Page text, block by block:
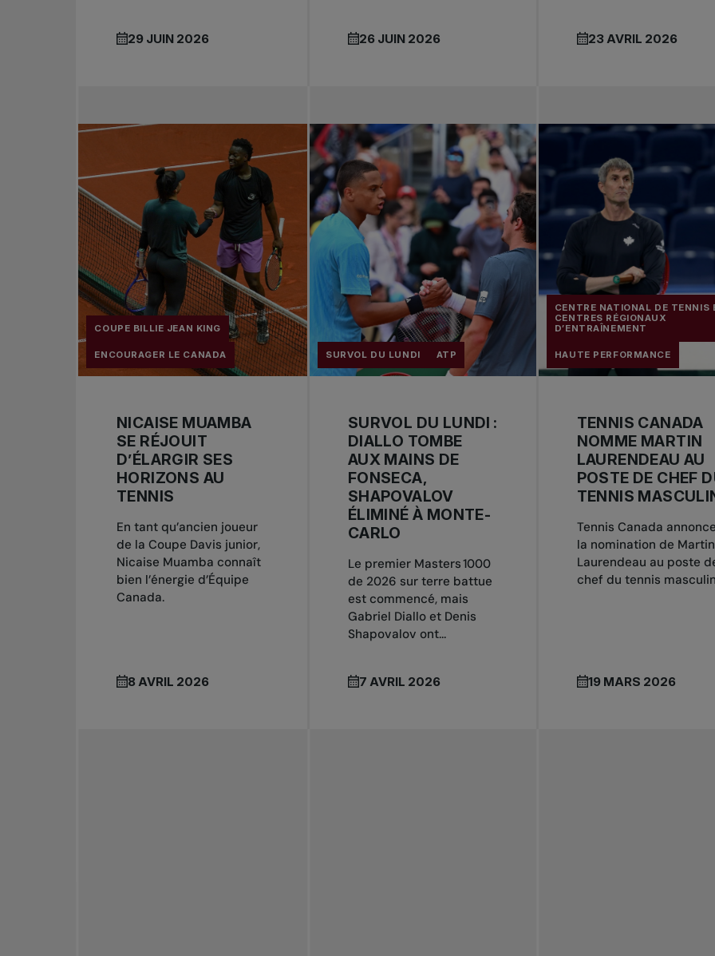
29 JUIN 2026 26 JUIN 2026 23 AVRIL 2026
COUPE BILLIE JEAN KING
ENCOURAGER LE CANADA
NICAISE MUAMBA
SE RÉJOUIT
D’ÉLARGIR SES
HORIZONS AU
TENNIS
En tant qu’ancien joueur
de la Coupe Davis junior,
Nicaise Muamba connaît
bien l’énergie d’Équipe
Canada.
8 AVRIL 2026
SURVOL DU LUNDI ATP
SURVOL DU LUNDI :
DIALLO TOMBE
AUX MAINS DE
FONSECA,
SHAPOVALOV
ÉLIMINÉ À MONTE-
CARLO
Le premier Masters 1000
de 2026 sur terre battue
est commencé, mais
Gabriel Diallo et Denis
Shapovalov ont...
7 AVRIL 2026
CENTRE NATIONAL DE TENNIS
CENTRES RÉGIONAUX
D’ENTRAÎNEMENT
HAUTE PERFORMANCE
TENNIS CANADA
NOMME MARTIN
LAURENDEAU AU
POSTE DE CHEF
TENNIS
Tennis Canada
la nomination de Martin
Laurendeau au poste
chef du tennis
19 MARS 2026